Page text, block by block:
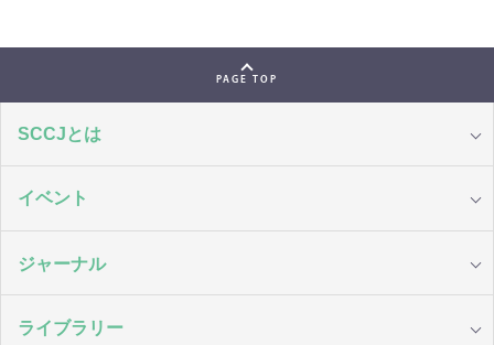
PAGE TOP
SCCJとは
イベント
ジャーナル
ライブラリー